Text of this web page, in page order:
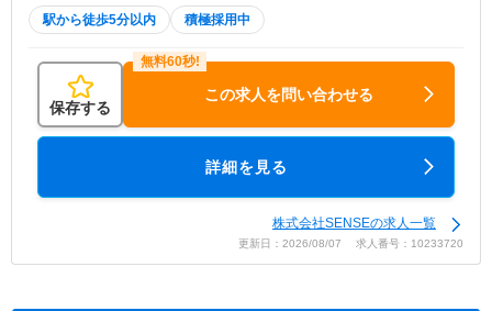
駅から徒歩5分以内 積極採用中
保存する
この求人を問い合わせる
詳細を見る
株式会社SENSEの求人一覧
更新日：2026/08/07 求人番号：10233720